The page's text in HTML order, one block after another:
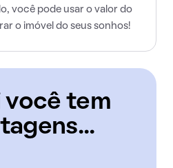
você pode usar o valor do
o imóvel do seus sonhos!
você tem